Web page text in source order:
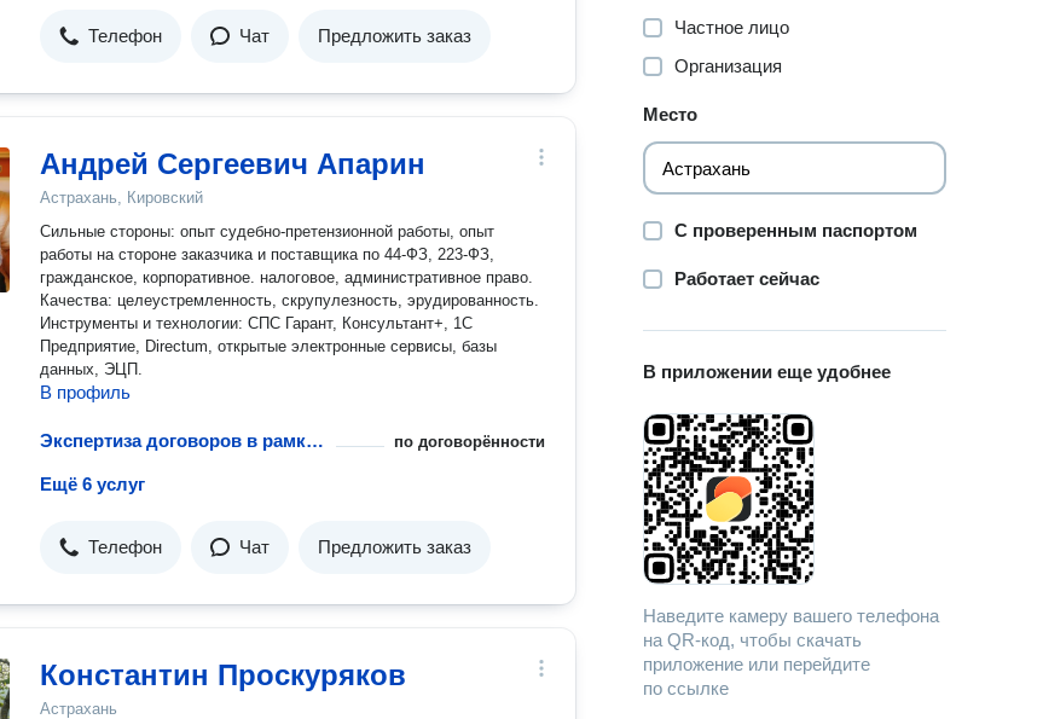
Телефон Чат Предложить заказ
Андрей Сергеевич Апарин
Астрахань, Кировский
Сильные стороны: опыт судебно-претензионной работы, опыт
работы на стороне заказчика и поставщика по 44-ФЗ, 223-ФЗ,
гражданское, корпоративное. налоговое, административное право.
Качества: целеустремленность, скрупулезность, эрудированность.
Инструменты и технологии: СПС Гарант, Консультант+, 1С
Предприятие, Directum, открытые электронные сервисы, базы
данных, ЭЦП.
В профиль
Экспертиза договоров в рамках абонентского обслуживания и сопровождения бизнеса по договорённости
Ещё 6 услуг
Телефон Чат Предложить заказ
Константин Проскуряков
Астрахань
Частное лицо
Организация
Место
С проверенным паспортом
Работает сейчас
В приложении еще удобнее
Наведите камеру вашего телефона
на QR-код, чтобы скачать
приложение или перейдите
по ссылке